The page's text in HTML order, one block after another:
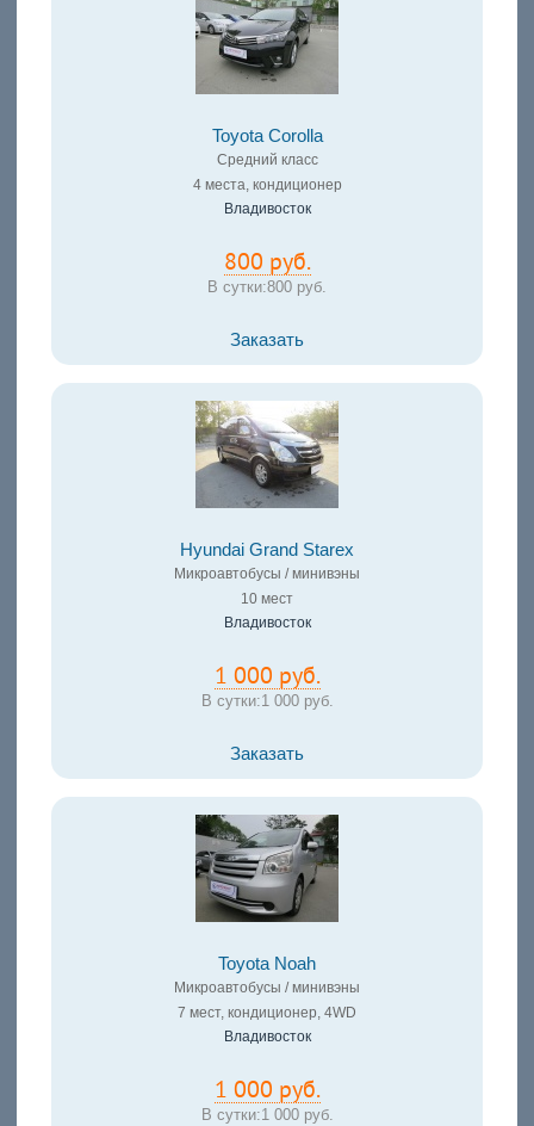
Toyota Corolla
Средний класс
4 места, кондиционер
Владивосток
800 руб.
В сутки:800 руб.
Заказать
Hyundai Grand Starex
Микроавтобусы / минивэны
10 мест
Владивосток
1 000 руб.
В сутки:1 000 руб.
Заказать
Toyota Noah
Микроавтобусы / минивэны
7 мест, кондиционер, 4WD
Владивосток
1 000 руб.
В сутки:1 000 руб.